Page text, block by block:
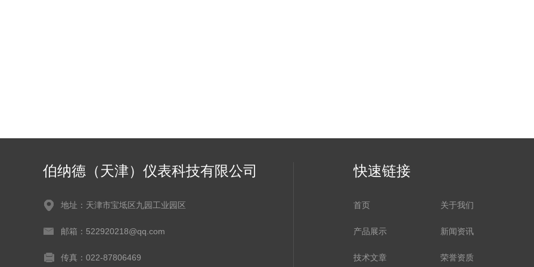
伯纳德（天津）仪表科技有限公司
地址：天津市宝坻区九园工业园区
邮箱：522920218@qq.com
传真：022-87806469
快速链接
首页 关于我们
产品展示 新闻资讯
技术文章 荣誉资质